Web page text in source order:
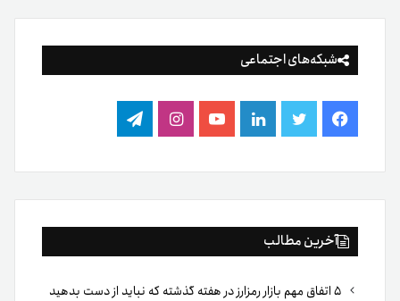
شبکه‌های اجتماعی
فیس
بوک
توییتر لینکدینیوتیوباینستاگرام
تلگرام
آخرین مطالب